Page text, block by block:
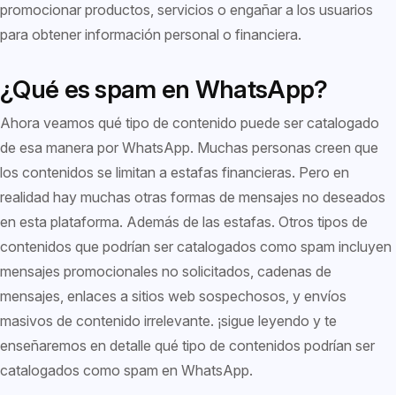
promocionar productos, servicios o engañar a los usuarios
para obtener información personal o financiera.
¿Qué es spam en WhatsApp?
Ahora veamos qué tipo de contenido puede ser catalogado
de esa manera por WhatsApp. Muchas personas creen que
los contenidos se limitan a estafas financieras. Pero en
realidad hay muchas otras formas de mensajes no deseados
en esta plataforma. Además de las estafas. Otros tipos de
contenidos que podrían ser catalogados como spam incluyen
mensajes promocionales no solicitados, cadenas de
mensajes, enlaces a sitios web sospechosos, y envíos
masivos de contenido irrelevante. ¡sigue leyendo y te
enseñaremos en detalle qué tipo de contenidos podrían ser
catalogados como spam en WhatsApp.